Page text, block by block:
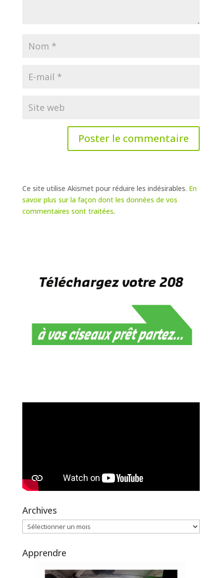
Ce site utilise Akismet pour réduire les indésirables. En
savoir plus sur la façon dont les données de vos
commentaires sont traitées.
Archives
Archives
Apprendre